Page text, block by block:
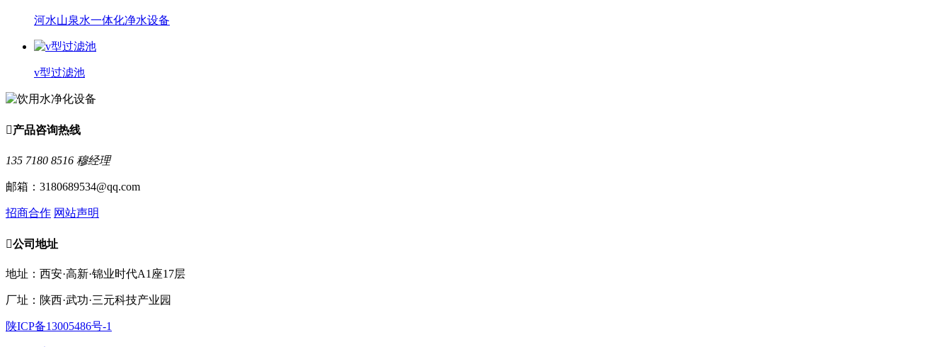
河水山泉水一体化净水设备
v型过滤池
产品咨询热线
135 7180 8516 穆经理
邮箱：3180689534@qq.com
招商合作 网站声明
公司地址
地址：西安·高新·锦业时代A1座17层
厂址：陕西·武功·三元科技产业园
陕ICP备13005486号-1